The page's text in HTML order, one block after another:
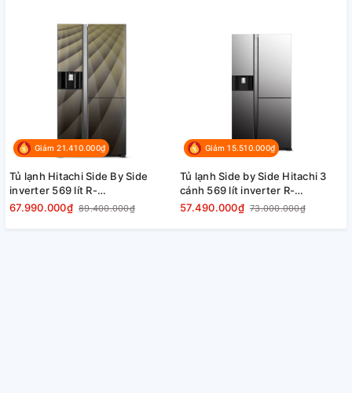
Giảm 21.410.000₫
Tủ lạnh Hitachi Side By Side
inverter 569 lít R-
FM800XAGGV9X (DIA) chính
67.990.000₫ 89.400.000₫
Giảm 15.510.000₫
Tủ lạnh Side by Side Hitachi 3
cánh 569 lít inverter R-
MY800GVGV0(D) (MIR) chính
57.490.000₫ 73.000.000₫